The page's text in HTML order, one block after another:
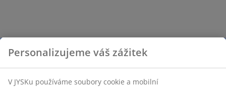
Personalizujeme váš zážitek
V JYSKu používáme soubory cookie a mobilní